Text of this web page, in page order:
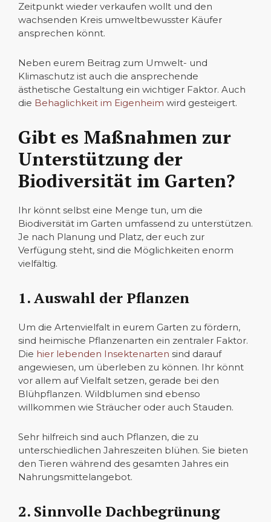
Zeitpunkt wieder verkaufen wollt und den
wachsenden Kreis umweltbewusster Käufer
ansprechen könnt.
Neben eurem Beitrag zum Umwelt- und
Klimaschutz ist auch die ansprechende
ästhetische Gestaltung ein wichtiger Faktor. Auch
die Behaglichkeit im Eigenheim wird gesteigert.
Gibt es Maßnahmen zur
Unterstützung der
Biodiversität im Garten?
Ihr könnt selbst eine Menge tun, um die
Biodiversität im Garten umfassend zu unterstützen.
Je nach Planung und Platz, der euch zur
Verfügung steht, sind die Möglichkeiten enorm
vielfältig.
1. Auswahl der Pflanzen
Um die Artenvielfalt in eurem Garten zu fördern,
sind heimische Pflanzenarten ein zentraler Faktor.
Die hier lebenden Insektenarten sind darauf
angewiesen, um überleben zu können. Ihr könnt
vor allem auf Vielfalt setzen, gerade bei den
Blühpflanzen. Wildblumen sind ebenso
willkommen wie Sträucher oder auch Stauden.
Sehr hilfreich sind auch Pflanzen, die zu
unterschiedlichen Jahreszeiten blühen. Sie bieten
den Tieren während des gesamten Jahres ein
Nahrungsmittelangebot.
2. Sinnvolle Dachbegrünung